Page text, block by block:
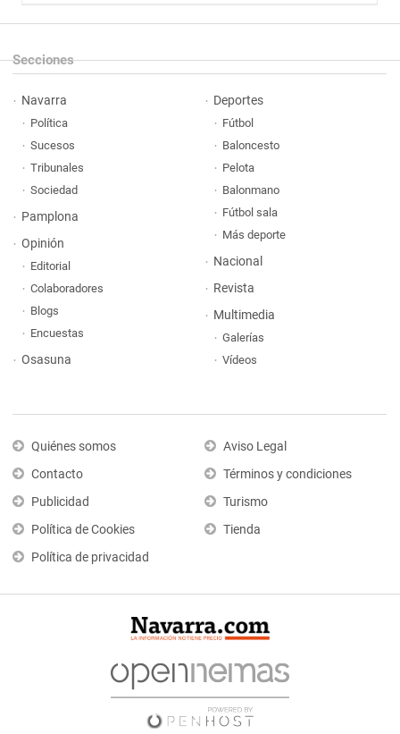
Secciones
Navarra
Política
Sucesos
Tribunales
Sociedad
Pamplona
Opinión
Editorial
Colaboradores
Blogs
Encuestas
Osasuna
Deportes
Fútbol
Baloncesto
Pelota
Balonmano
Fútbol sala
Más deporte
Nacional
Revista
Multimedia
Galerías
Vídeos
Quiénes somos
Contacto
Publicidad
Política de Cookies
Política de privacidad
Aviso Legal
Términos y condiciones
Turismo
Tienda